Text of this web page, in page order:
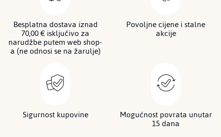
Besplatna dostava iznad
70,00 € isključivo za
narudžbe putem web shop-
a (ne odnosi se na žarulje)
Povoljne cijene i stalne
akcije
Sigurnost kupovine Mogućnost povrata unutar
15 dana